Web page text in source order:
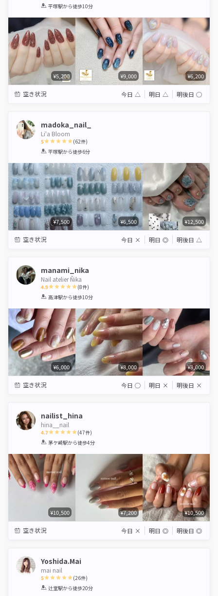
1 2 3 4 5
平塚駅から徒歩10分
¥5,200 ¥9,000 ¥6,200
空き状況 今日 △ 明日 △ 明後日 ◯
madoka_nail_
Li'a Bloom
5
1 2 3 4 5
(62件)
平塚駅から徒歩6分
¥7,500 ¥6,500 ¥12,500
空き状況 今日 × 明日 ◎ 明後日 △
manami_nika
Nail atelier Ñika
4.9
1 2 3 4 5
(8件)
高津駅から徒歩10分
¥6,000 ¥8,000 ¥8,000
空き状況 今日 ◯ 明日 × 明後日 ×
nailist_hina
hina__nail
4.7
1 2 3 4 5
(47件)
茅ケ崎駅から徒歩4分
¥10,500 ¥7,200 ¥10,500
空き状況 今日 × 明日 ◎ 明後日 ◎
Yoshida.Mai
mai nail
5
1 2 3 4 5
(26件)
辻堂駅から徒歩20分